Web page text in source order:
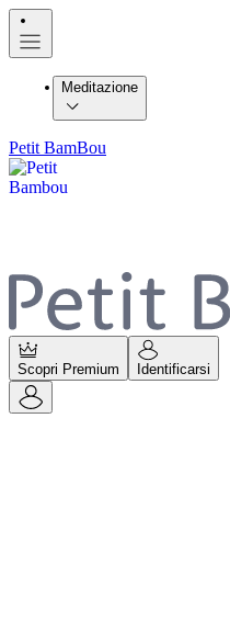
Meditazione
Petit BamBou
Scopri Premium Identificarsi